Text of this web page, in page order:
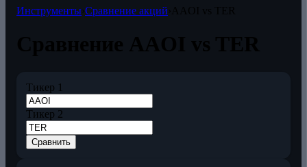
Инструменты Сравнение акций
Тикер 1
Тикер 2
Сравнить